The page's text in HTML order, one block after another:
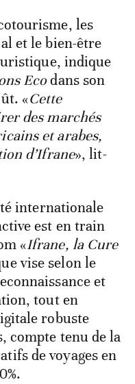
les
et le bien-être
indique
Ecodans son
«Cette
des marchés
et arabes,
d’Ifrane», lit-
internationale
est en train
«Ifrane, la Cure
vise selon le
et
tout en
robuste
compte tenu de la
de voyages en